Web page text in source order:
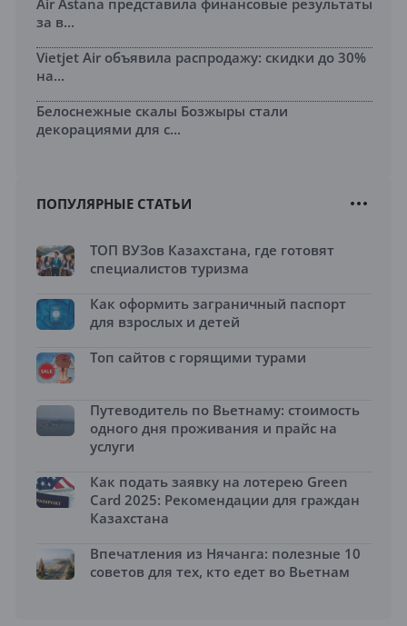
Air Astana представила финансовые результаты
за в...
Vietjet Air объявила распродажу: скидки до 30%
на...
Белоснежные скалы Бозжыры стали
декорациями для с...
ПОПУЛЯРНЫЕ СТАТЬИ
ТОП ВУЗов Казахстана, где готовят
специалистов туризма
Как оформить заграничный паспорт
для взрослых и детей
Топ сайтов с горящими турами
Путеводитель по Вьетнаму: стоимость
одного дня проживания и прайс на
услуги
Как подать заявку на лотерею Green
Card 2025: Рекомендации для граждан
Казахстана
Впечатления из Нячанга: полезные 10
советов для тех, кто едет во Вьетнам